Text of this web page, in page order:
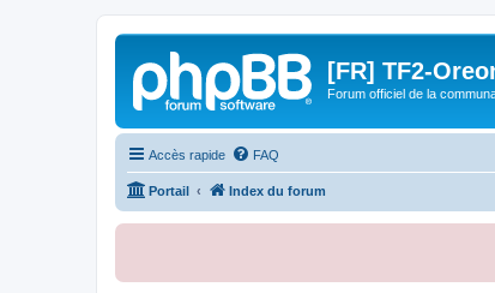
[FR] TF2-
Forum officiel de la
Accès rapide FAQ
Portail Index du forum